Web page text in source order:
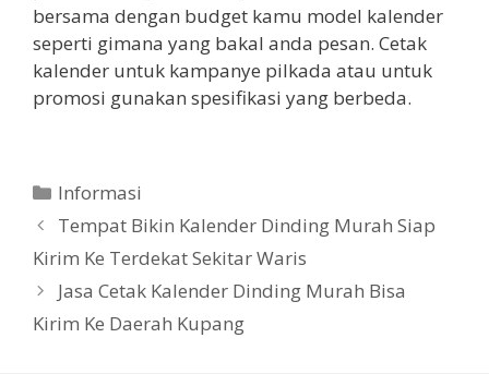
bersama dengan budget kamu model kalender
seperti gimana yang bakal anda pesan. Cetak
kalender untuk kampanye pilkada atau untuk
promosi gunakan spesifikasi yang berbeda.
Categories
Informasi
Tempat Bikin Kalender Dinding Murah Siap
Kirim Ke Terdekat Sekitar Waris
Jasa Cetak Kalender Dinding Murah Bisa
Kirim Ke Daerah Kupang